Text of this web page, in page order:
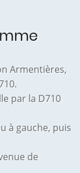
Armentières,
par la D710
à gauche, puis
de